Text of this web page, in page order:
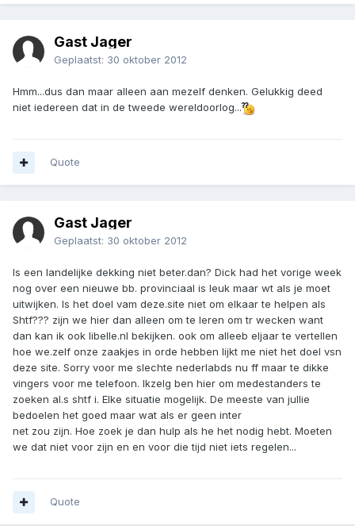
Gast Jager
Geplaatst: 30 oktober 2012
Hmm...dus dan maar alleen aan mezelf denken. Gelukkig deed
niet iedereen dat in de tweede wereldoorlog...
Quote
Gast Jager
Geplaatst: 30 oktober 2012
Is een landelijke dekking niet beter.dan? Dick had het vorige week
nog over een nieuwe bb. provinciaal is leuk maar wt als je moet
uitwijken. Is het doel vam deze.site niet om elkaar te helpen als
Shtf??? zijn we hier dan alleen om te leren om tr wecken want
dan kan ik ook libelle.nl bekijken. ook om alleeb eljaar te vertellen
hoe we.zelf onze zaakjes in orde hebben lijkt me niet het doel vsn
deze site. Sorry voor me slechte nederlabds nu ff maar te dikke
vingers voor me telefoon. Ikzelg ben hier om medestanders te
zoeken al.s shtf i. Elke situatie mogelijk. De meeste van jullie
bedoelen het goed maar wat als er geen inter
net zou zijn. Hoe zoek je dan hulp als he het nodig hebt. Moeten
we dat niet voor zijn en en voor die tijd niet iets regelen...
Quote